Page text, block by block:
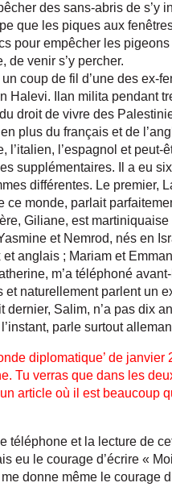
des sans-abris de s’y
que les piques aux
pour empêcher les
de venir s’y percher.
un coup de fil d’une des ex-
Halevi. Ilan milita pendant
droit de vivre des
plus du français et de
l’italien, l’espagnol et peut-
supplémentaires. Il a eu
différentes. Le premier,
ce monde, parlait
Giliane, est martiniquaise
et Nemrod, nés en
anglais ; Mariam et
m’a téléphoné
et naturellement parlent un
dernier, Salim, n’a pas dix
parle surtout
diplomatique’ de janvier
Tu verras que dans les
article où il est beaucoup
téléphone et la lecture de
eu le courage d’écrire « Moi
donne même le courage